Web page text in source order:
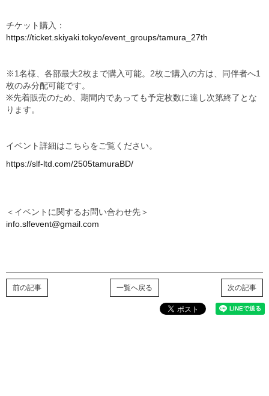
チケット購入：
https://ticket.skiyaki.tokyo/event_groups/tamura_27th
※1名様、各部最大2枚まで購入可能。2枚ご購入の方は、同伴者へ1
枚のみ分配可能です。
※先着販売のため、期間内であっても予定枚数に達し次第終了とな
ります。
イベント詳細はこちらをご覧ください。
https://slf-ltd.com/2505tamuraBD/
＜イベントに関するお問い合わせ先＞
info.slfevent@gmail.com
次の記事
一覧へ戻る
前の記事